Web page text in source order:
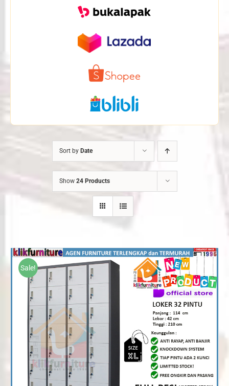
Sort by Date
Show 24 Products
Sale!